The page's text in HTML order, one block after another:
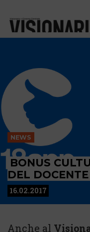
NEWS
BONUS
DEL DOCENTE
16.02.2017
Anche al